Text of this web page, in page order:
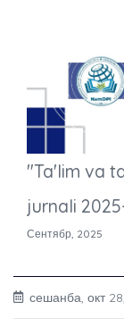
"Ta'lim va
jurnali
Сентябр, 2025
сешанба,